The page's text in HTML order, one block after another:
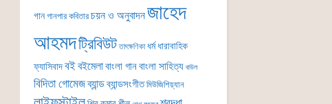
গান গানপার কবিতার চয়ন ও অনুবাদনজাহেদ
আহমদট্রিবিউট তাৎক্ষণিকা ধর্ম ধারাবাহিক
ফ্যাসিবাদবইবইমেলাবাংলা গানবাংলা সাহিত্য বাউল
বিদিতা গোমেজব্যান্ডব্যান্ডসংগীত মিউজিশিয়্যান